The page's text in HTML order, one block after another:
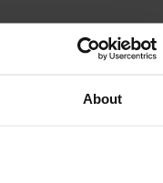
About
Familievriendelijk